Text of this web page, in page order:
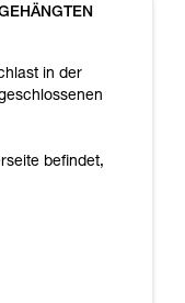
in der
befindet,